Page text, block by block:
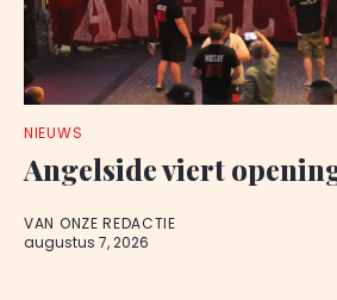
NIEUWS
Angelside viert
VAN ONZE REDACTIE
augustus 7, 2026